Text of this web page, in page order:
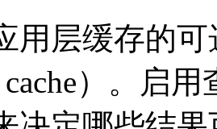
用层缓存的
）。启